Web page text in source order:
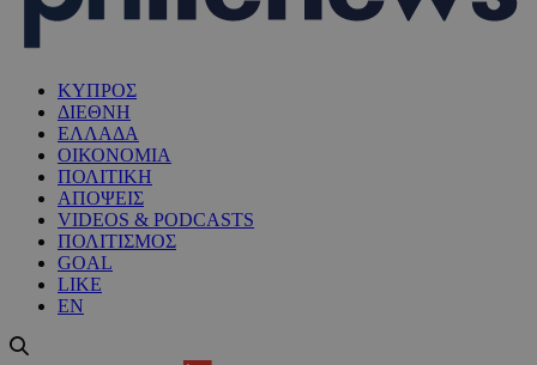
ΚΥΠΡΟΣ
ΔΙΕΘΝΗ
ΕΛΛΑΔΑ
ΟΙΚΟΝΟΜΙΑ
ΠΟΛΙΤΙΚΗ
ΑΠΟΨΕΙΣ
VIDEOS & PODCASTS
ΠΟΛΙΤΙΣΜΟΣ
GOAL
LIKE
EN